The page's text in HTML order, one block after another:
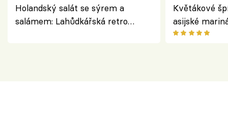
Holandský salát se sýrem a
salámem: Lahůdkářská retro
Květákové
asijské
chuťovka z